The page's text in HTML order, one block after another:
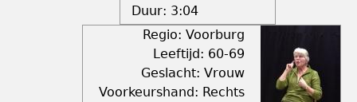
Duur: 3:04
Regio: Voorburg
Leeftijd: 60-69
Geslacht: Vrouw
Voorkeurshand: Rechts